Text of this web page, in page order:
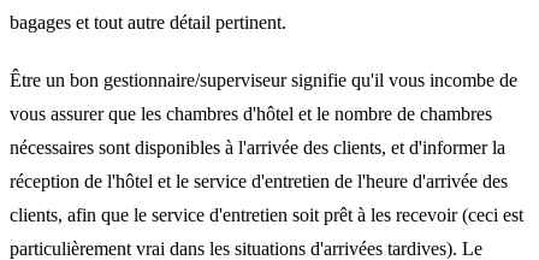
bagages et tout autre détail pertinent.
Être un bon gestionnaire/superviseur signifie qu'il vous incombe de
vous assurer que les chambres d'hôtel et le nombre de chambres
nécessaires sont disponibles à l'arrivée des clients, et d'informer la
réception de l'hôtel et le service d'entretien de l'heure d'arrivée des
clients, afin que le service d'entretien soit prêt à les recevoir (ceci est
particulièrement vrai dans les situations d'arrivées tardives). Le